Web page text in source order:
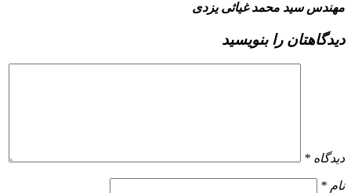
مهندس سید محمد غیاثی یزدی
دیدگاهتان را بنویسید
دیدگاه *
نام *